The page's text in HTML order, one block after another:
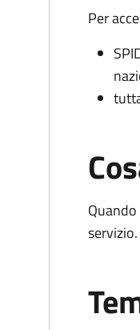
Per
servizio.